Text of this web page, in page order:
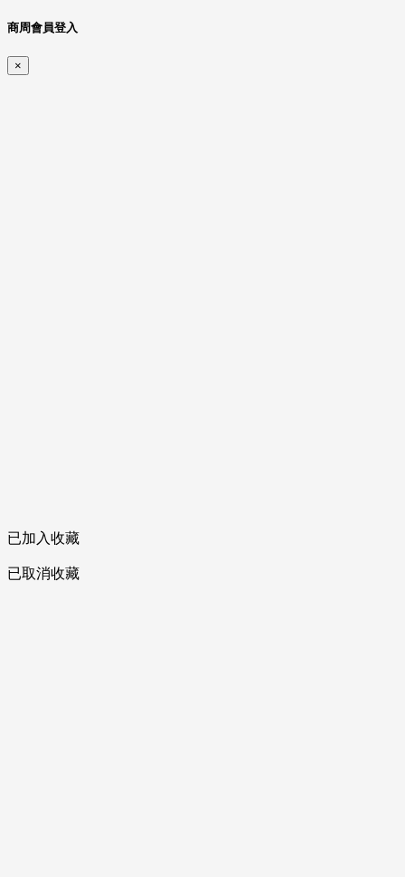
商周會員登入
×
已加入收藏
已取消收藏